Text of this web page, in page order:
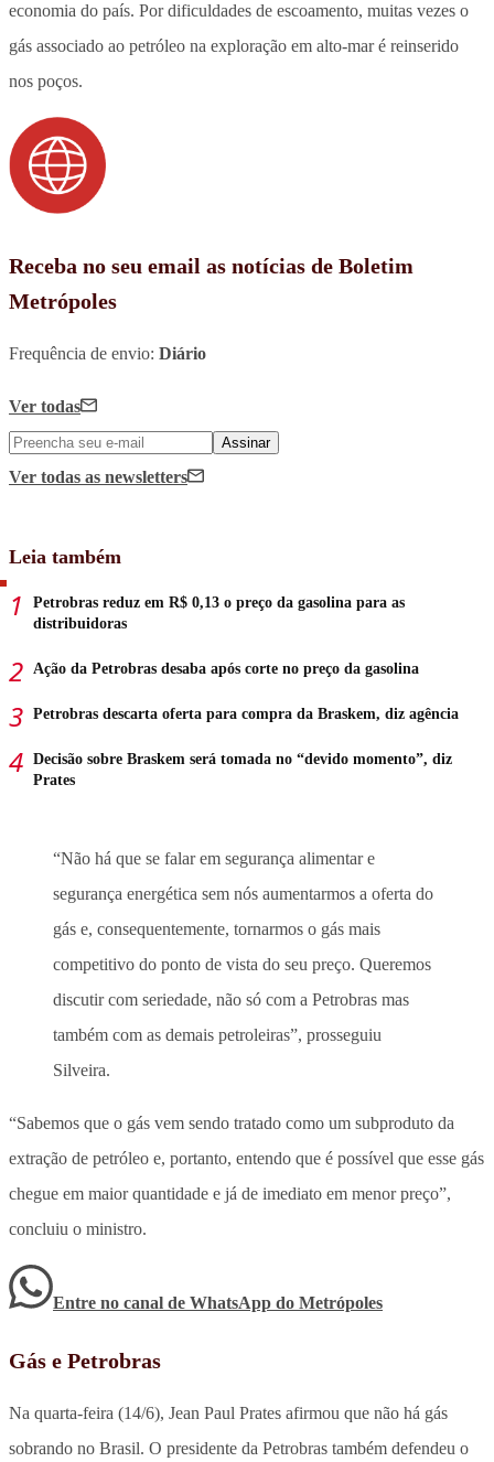
economia do país. Por dificuldades de escoamento, muitas vezes o
gás associado ao petróleo na exploração em alto-mar é reinserido
nos poços.
Receba no seu email as notícias de Boletim
Metrópoles
Frequência de envio: Diário
Ver todas
Assinar
Ver todas as newsletters
Leia também
Petrobras reduz em R$ 0,13 o preço da gasolina para as
distribuidoras
Ação da Petrobras desaba após corte no preço da gasolina
Petrobras descarta oferta para compra da Braskem, diz agência
Decisão sobre Braskem será tomada no “devido momento”, diz
Prates
“Não há que se falar em segurança alimentar e
segurança energética sem nós aumentarmos a oferta do
gás e, consequentemente, tornarmos o gás mais
competitivo do ponto de vista do seu preço. Queremos
discutir com seriedade, não só com a Petrobras mas
também com as demais petroleiras”, prosseguiu
Silveira.
“Sabemos que o gás vem sendo tratado como um subproduto da
extração de petróleo e, portanto, entendo que é possível que esse gás
chegue em maior quantidade e já de imediato em menor preço”,
concluiu o ministro.
Entre no canal de WhatsApp do Metrópoles
Gás e Petrobras
Na quarta-feira (14/6), Jean Paul Prates afirmou que não há gás
sobrando no Brasil. O presidente da Petrobras também defendeu o